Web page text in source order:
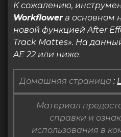
К сожалению,
Workflowerв основном
новой функцией After
Track Mattes». На
AE 22 или ниже.
Домашняя страница :
Материал
справки и
использования в